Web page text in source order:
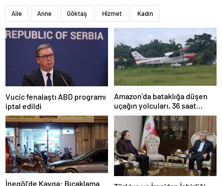
Aile Anne Göktaş Hizmet Kadın
Vucic fenalaştı ABD programı
iptal edildi
Amazon’da bataklığa düşen
uçağın yolcuları, 36 saat
kurtarılmayı bekledi
İnegöl’de Kavga: Bıçaklama